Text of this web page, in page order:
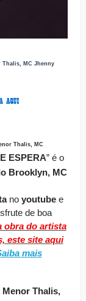
Thalis, MC Jhenny
Thalis, MC
ESPERA” é o
Brooklyn, MC
no youtube e
de boa
obra do artista
este site aqui
mais
Thalis,